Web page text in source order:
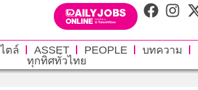
ตล์ ASSET PEOPLE บทความ
ทุกทิศทั่วไทย